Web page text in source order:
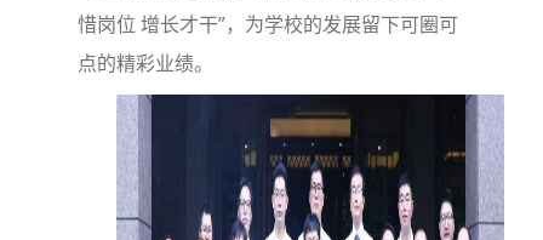
惜岗位 增长才干”，为学校的发展留下可圈可
点的精彩业绩。